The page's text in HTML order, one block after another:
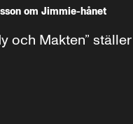
om Jimmie-hånet
och Makten”